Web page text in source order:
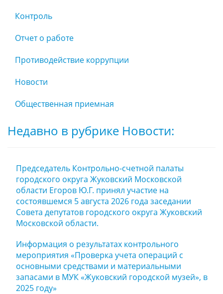
Контроль
Отчет о работе
Противодействие коррупции
Новости
Общественная приемная
Недавно в рубрике Новости:
Председатель Контрольно-счетной палаты
городского округа Жуковский Московской
области Егоров Ю.Г. принял участие на
состоявшемся 5 августа 2026 года заседании
Совета депутатов городского округа Жуковский
Московской области.
Информация о результатах контрольного
мероприятия «Проверка учета операций с
основными средствами и материальными
запасами в МУК «Жуковский городской музей», в
2025 году»